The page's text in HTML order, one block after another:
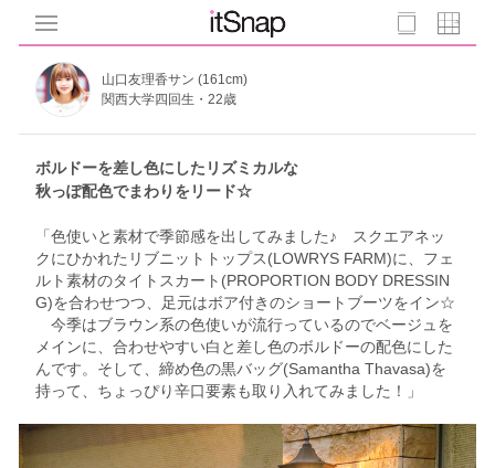
山口友理香サン (161cm)
関西大学四回生・22歳
ボルドーを差し色にしたリズミカルな
秋っぽ配色でまわりをリード☆
「色使いと素材で季節感を出してみました♪ スクエアネッ
クにひかれたリブニットトップス(LOWRYS FARM)に、フェ
ルト素材のタイトスカート(PROPORTION BODY DRESSIN
G)を合わせつつ、足元はボア付きのショートブーツをイン☆
今季はブラウン系の色使いが流行っているのでベージュを
メインに、合わせやすい白と差し色のボルドーの配色にした
んです。そして、締め色の黒バッグ(Samantha Thavasa)を
持って、ちょっぴり辛口要素も取り入れてみました！」